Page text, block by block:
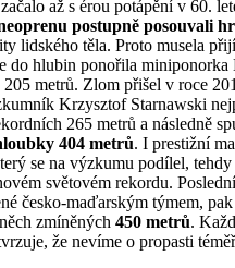
až s érou potápění v 60.
postupně posouvali
lidského těla. Proto musela
do hlubin ponořila miniponorka
metrů. Zlom přišel v roce
Krzysztof Starnawski
265 metrů a následně
404 metrů. I prestižní
se na výzkumu podílel, tehdy
světovém rekordu.
česko-maďarským týmem,
zmíněných 450 metrů.
že nevíme o propasti